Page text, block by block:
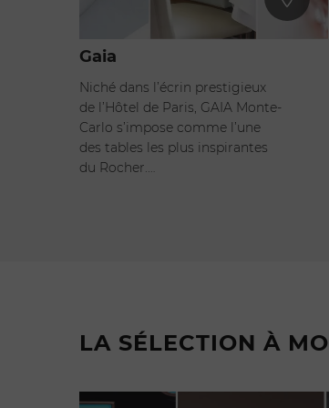
Gaia
Niché dans l’écrin prestigieux
de l’Hôtel de Paris, GAIA Monte-
Carlo s’impose comme l’une
des tables les plus inspirantes
du Rocher.…
LA SÉLECTION À